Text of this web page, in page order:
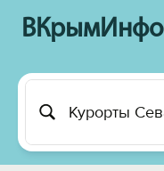
ВКрымИнфо